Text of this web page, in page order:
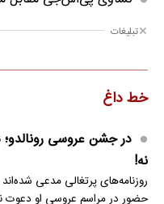
تبلیغات
خط داغ
در جشن عروسی
نه!
روزنامه‌های پرتغالی مدعی
حضور در مراسم عروسی او